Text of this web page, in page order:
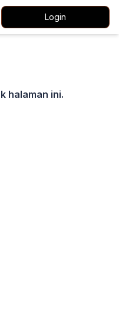
Login
halaman ini.